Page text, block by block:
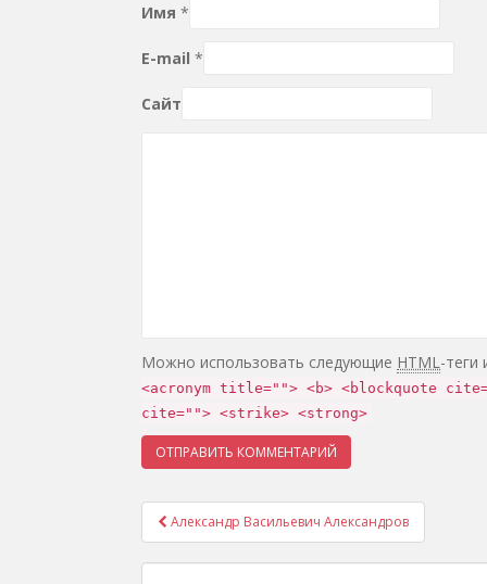
Имя *
E-mail *
Сайт
Можно использовать следующие HTML-теги
<acronym title=""> <b> <blockquote
cite=""> <strike> <strong>
Навигация записей
Александр Васильевич Александров